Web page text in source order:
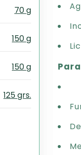
70 g
150 g
150 g
125 grs.
De